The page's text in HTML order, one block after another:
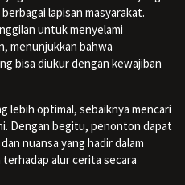
lapisan masyarakat.
untuk menyelami
menunjukkan bahwa
bisa diukur dengan kewajiban
lebih optimal, sebaiknya mencari
Dengan begitu, penonton dapat
nuansa yang hadir dalam
alur cerita secara